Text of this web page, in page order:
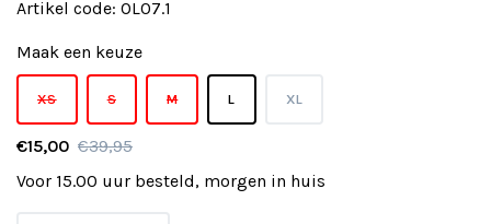
Artikel code: OL07.1
Maak een keuze
XS S M L XL
€15,00 €39,95
Voor 15.00 uur besteld, morgen in huis